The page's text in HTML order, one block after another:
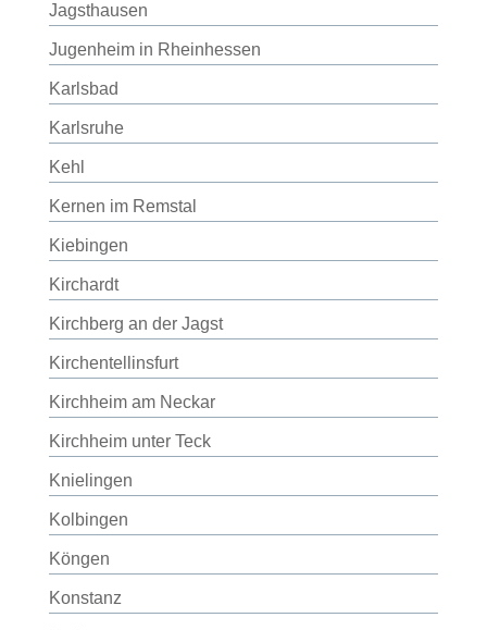
Jagsthausen
Jugenheim in Rheinhessen
Karlsbad
Karlsruhe
Kehl
Kernen im Remstal
Kiebingen
Kirchardt
Kirchberg an der Jagst
Kirchentellinsfurt
Kirchheim am Neckar
Kirchheim unter Teck
Knielingen
Kolbingen
Köngen
Konstanz